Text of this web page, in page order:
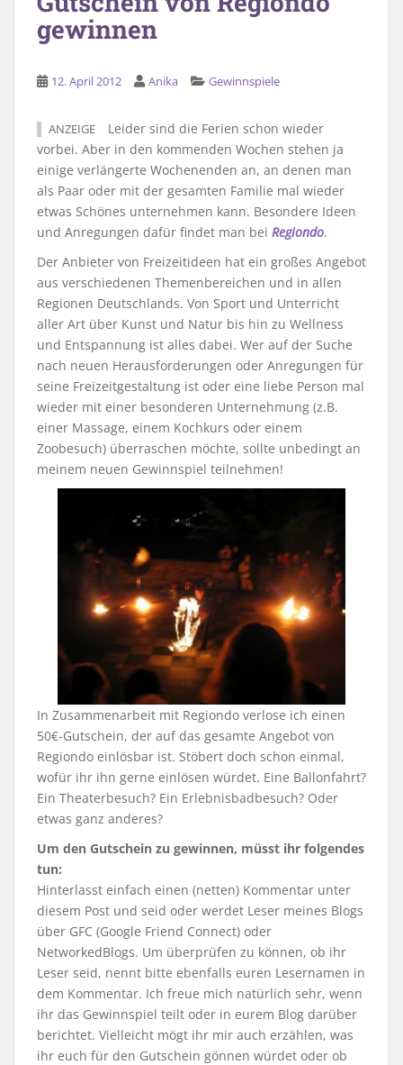
gewinnen
12. April 2012 Anika Gewinnspiele
ANZEIGE
Leider sind die Ferien schon wieder
vorbei. Aber in den kommenden Wochen stehen ja
einige verlängerte Wochenenden an, an denen man
als Paar oder mit der gesamten Familie mal wieder
etwas Schönes unternehmen kann. Besondere Ideen
und Anregungen dafür findet man bei Regiondo.
Der Anbieter von Freizeitideen hat ein großes Angebot
aus verschiedenen Themenbereichen und in allen
Regionen Deutschlands. Von Sport und Unterricht
aller Art über Kunst und Natur bis hin zu Wellness
und Entspannung ist alles dabei. Wer auf der Suche
nach neuen Herausforderungen oder Anregungen für
seine Freizeitgestaltung ist oder eine liebe Person mal
wieder mit einer besonderen Unternehmung (z.B.
einer Massage, einem Kochkurs oder einem
Zoobesuch) überraschen möchte, sollte unbedingt an
meinem neuen Gewinnspiel teilnehmen!
In Zusammenarbeit mit Regiondo verlose ich einen
50€-Gutschein, der auf das gesamte Angebot von
Regiondo einlösbar ist. Stöbert doch schon einmal,
wofür ihr ihn gerne einlösen würdet. Eine Ballonfahrt?
Ein Theaterbesuch? Ein Erlebnisbadbesuch? Oder
etwas ganz anderes?
Um den Gutschein zu gewinnen, müsst ihr folgendes
tun:
Hinterlasst einfach einen (netten) Kommentar unter
diesem Post und seid oder werdet Leser meines Blogs
über GFC (Google Friend Connect) oder
NetworkedBlogs. Um überprüfen zu können, ob ihr
Leser seid, nennt bitte ebenfalls euren Lesernamen in
dem Kommentar. Ich freue mich natürlich sehr, wenn
ihr das Gewinnspiel teilt oder in eurem Blog darüber
berichtet. Vielleicht mögt ihr mir auch erzählen, was
ihr euch für den Gutschein gönnen würdet oder ob